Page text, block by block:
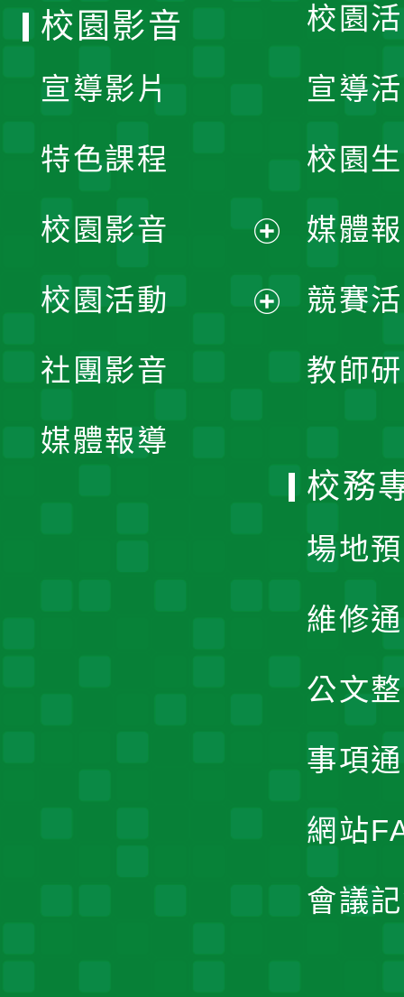
校園
宣導
校園
媒體
競賽
教師
校園影音
宣導影片
特色課程
校園影音
開
校園活動
社團影音
媒體報導
校務
場地
維修
公文
事項
網站
會議